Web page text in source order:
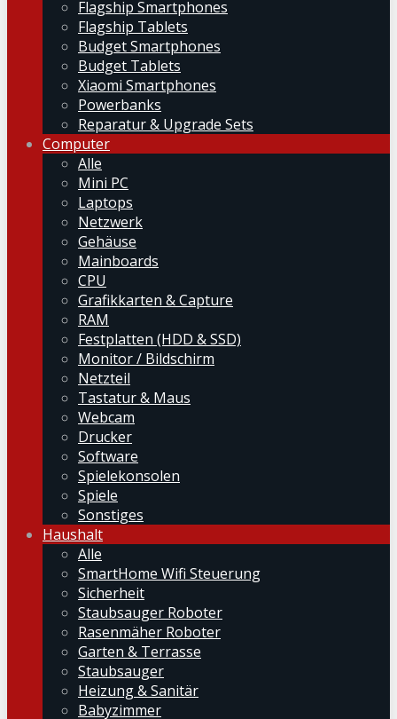
Flagship Smartphones
Flagship Tablets
Budget Smartphones
Budget Tablets
Xiaomi Smartphones
Powerbanks
Reparatur & Upgrade Sets
Computer
Alle
Mini PC
Laptops
Netzwerk
Gehäuse
Mainboards
CPU
Grafikkarten & Capture
RAM
Festplatten (HDD & SSD)
Monitor / Bildschirm
Netzteil
Tastatur & Maus
Webcam
Drucker
Software
Spielekonsolen
Spiele
Sonstiges
Haushalt
Alle
SmartHome Wifi Steuerung
Sicherheit
Staubsauger Roboter
Rasenmäher Roboter
Garten & Terrasse
Staubsauger
Heizung & Sanitär
Babyzimmer